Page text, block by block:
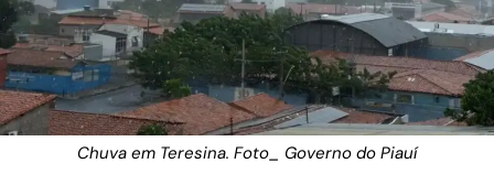
Chuva em Teresina. Foto_ Governo do Piauí